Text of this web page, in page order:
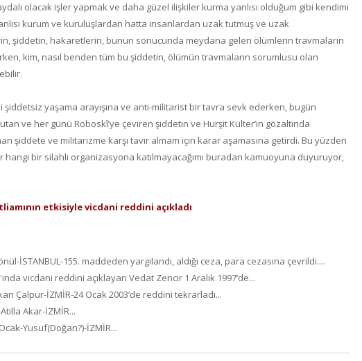
olacak işler yapmak ve daha güzel ilişkiler kurma yanlısı olduğum gibi kendimi
kurum ve kuruluşlardan hatta insanlardan uzak tutmuş ve uzak
şiddetin, hakaretlerin, bunun sonucunda meydana gelen ölümlerin travmaların
kim, nasıl benden tüm bu şiddetin, ölümün travmaların sorumlusu olan
şiddetsiz yaşama arayışına ve anti-militarist bir tavra sevk ederken, bugün
ve her günü Roboskî’ye çeviren şiddetin ve Hurşit Külter’in gözaltında
şiddete ve militarizme karşı tavır almam için karar aşamasına getirdi. Bu yüzden
bir silahlı organizasyona katılmayacağımı buradan kamuoyuna duyuruyor,
etkisiyle vicdani reddini açıkladı
İSTANBUL-155. maddeden yargılandı, aldığı ceza, para cezasına çevrildi....
vicdani reddini açıklayan Vedat Zencir 1 Aralık 1997’de...
Çalpur-İZMİR-24 Ocak 2003’de reddini tekrarladı...
Akar-İZMİR...
Yusuf(Doğan?)-İZMİR...